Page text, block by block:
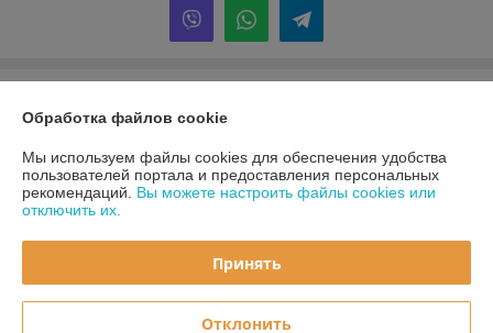
ул. Сухаревская, ДОМ 16, пом. 16, 220019
Регистрационный номер ЕГР: 192849314
Регистрационный орган: Минский горисполком
Местонахождение книги жалоб и предложений: ул. Сухаревская, ДОМ
Обработка файлов cookie
Мы используем файлы cookies для обеспечения удобства
пользователей портала и предоставления персональных
рекомендаций. Вы можете настроить файлы cookies или
отключить их.
Принять
Отклонить